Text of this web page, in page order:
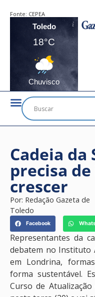
Fonte: CEPEA
Toledo
18°C
Chuvisco
Cadeia
precisa
crescer
Por: Redação Gazeta de
Toledo
Facebook
Representantes da
debatem no Instituto
em Londrina,
forma sustentável.
Curso de